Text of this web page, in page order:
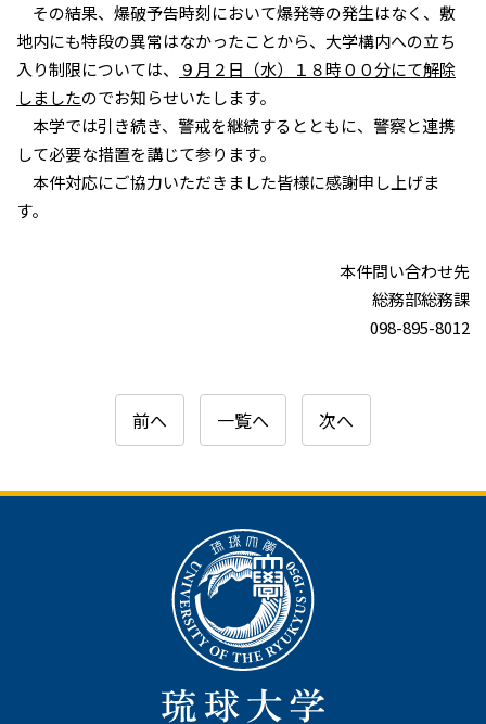
その結果、爆破予告時刻において爆発等の発生はなく、敷
地内にも特段の異常はなかったことから、大学構内への立ち
入り制限については、
９月２日（水）１８時００分にて解除
しましたのでお知らせいたします。
本学では引き続き、警戒を継続するとともに、警察と連携
して必要な措置を講じて参ります。
本件対応にご協力いただきました皆様に感謝申し上げま
す。
本件問い合わせ先
総務部総務課
098-895-8012
前へ 一覧へ 次へ